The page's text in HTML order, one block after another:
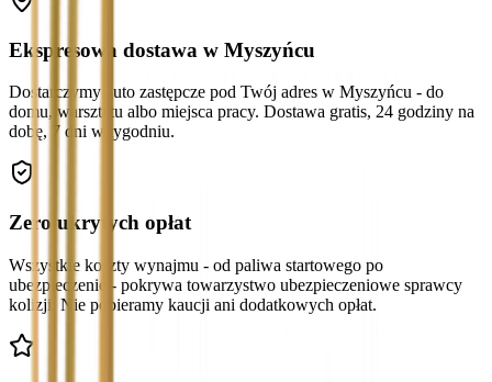
Ekspresowa dostawa w Myszyńcu
Dostarczymy auto zastępcze pod Twój adres w Myszyńcu - do
domu, warsztatu albo miejsca pracy. Dostawa gratis, 24 godziny na
dobę, 7 dni w tygodniu.
Zero ukrytych opłat
Wszystkie koszty wynajmu - od paliwa startowego po
ubezpieczenie - pokrywa towarzystwo ubezpieczeniowe sprawcy
kolizji. Nie pobieramy kaucji ani dodatkowych opłat.